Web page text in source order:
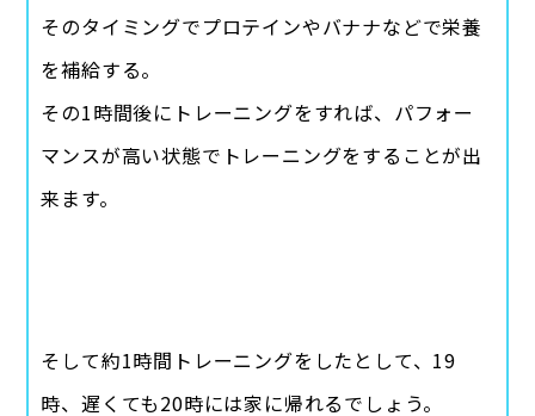
そのタイミングでプロテインやバナナなどで栄養
を補給する。
その1時間後にトレーニングをすれば、パフォー
マンスが高い状態でトレーニングをすることが出
来ます。
そして約1時間トレーニングをしたとして、19
時、遅くても20時には家に帰れるでしょう。